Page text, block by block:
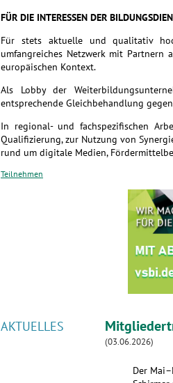
FÜR DIE INTERESSEN DER
Für stets aktuelle und qualitativ
umfangreiches Netzwerk mit Partnern
europäischen Kontext.
Als Lobby der
entsprechende Gleichbehandlung
In regional- und fachspezifischen
Qualifizierung, zur Nutzung von
rund um digitale Medien,
Teilnehmen
AKTUELLES
(03.06.2026)
Der